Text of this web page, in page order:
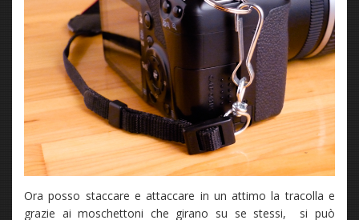
Ora posso staccare e attaccare in un attimo la tracolla e
grazie ai moschettoni che girano su se stessi, si può